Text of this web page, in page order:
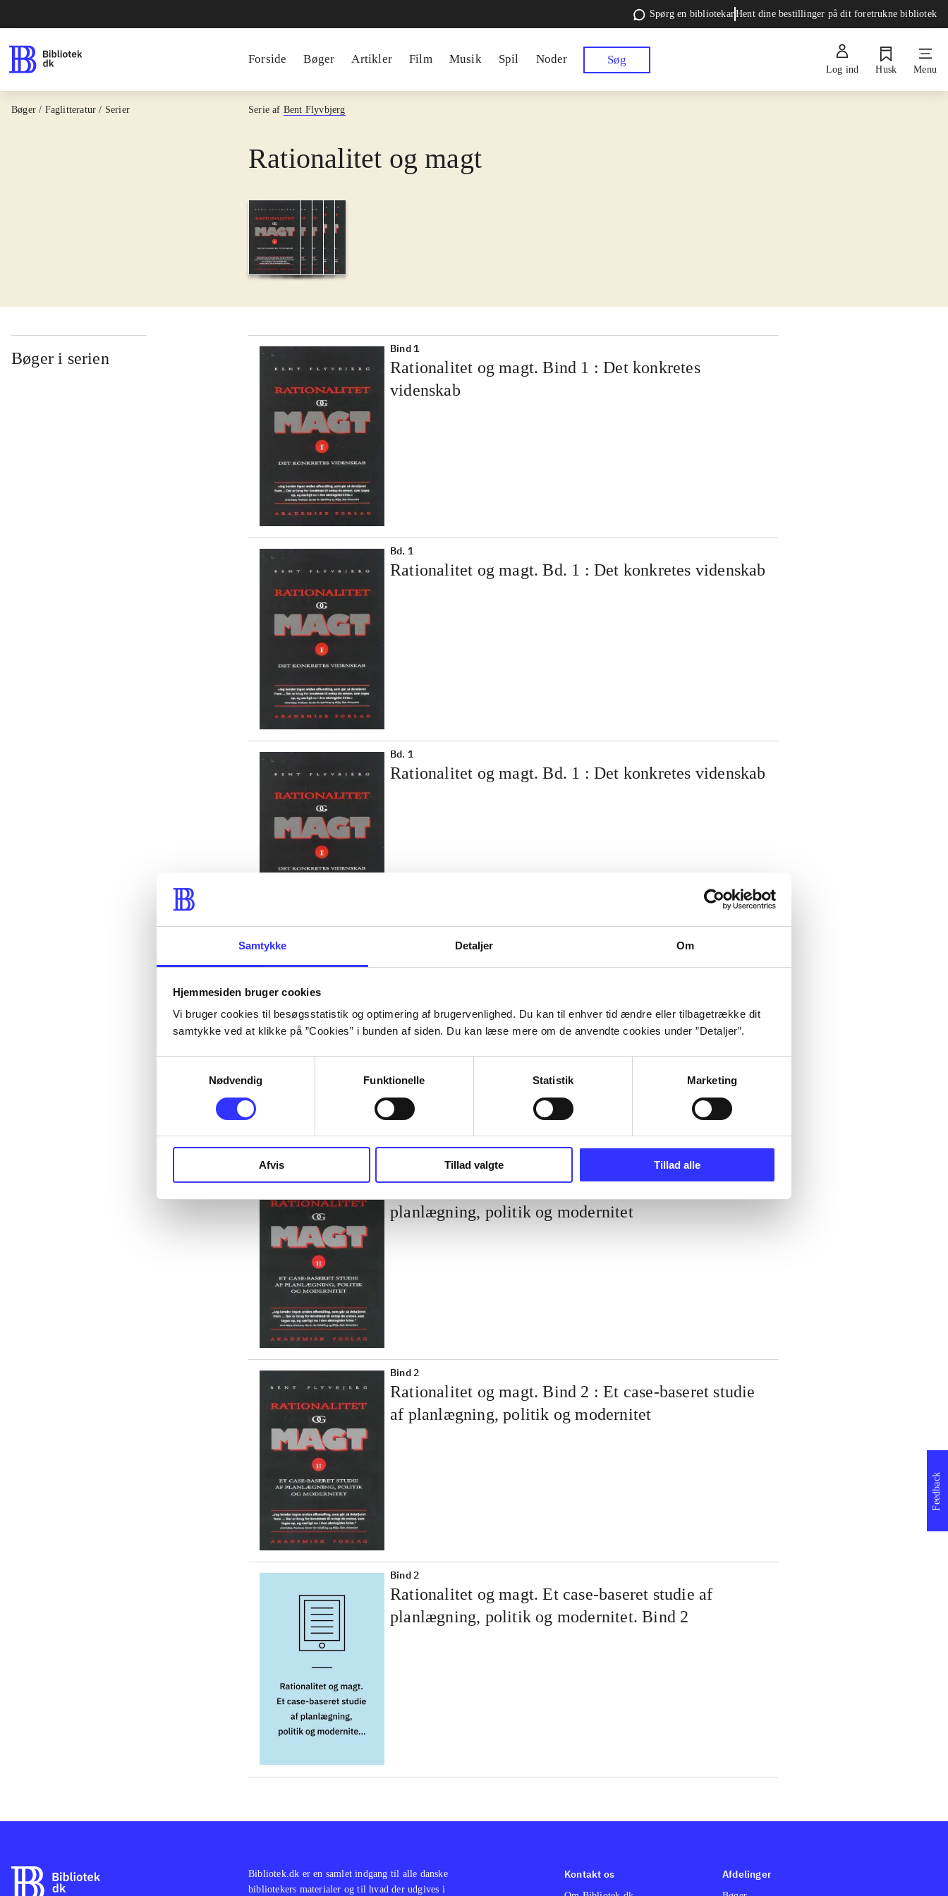
Samtykke Detaljer Om
Hjemmesiden bruger cookies
Vi bruger cookies til besøgsstatistik og optimering af brugervenlighed. Du kan til enhver tid ændre eller tilbagetrække dit
samtykke ved at klikke på ”Cookies” i bunden af siden. Du kan læse mere om de anvendte cookies under ”Detaljer”.
Nødvendig
Funktionelle Statistik Marketing
Afvis Tillad valgte Tillad alle
Spørg en bibliotekarHent dine bestillinger på dit foretrukne bibliotek
Forside Bøger Artikler Film Musik Spil Noder Søg
Log ind Husk Menu
Bøger / Faglitteratur / Serier Serie af Bent Flyvbjerg
Rationalitet og magt
Bøger i serien
Bind 1
Rationalitet og magt. Bind 1 : Det konkretes
videnskab
Bd. 1
Rationalitet og magt. Bd. 1 : Det konkretes videnskab
Bd. 1
Rationalitet og magt. Bd. 1 : Det konkretes videnskab
planlægning, politik og modernitet
Bind 2
Rationalitet og magt. Bind 2 : Et case-baseret studie
af planlægning, politik og modernitet
Bind 2
Rationalitet og magt. Et case-baseret studie af
planlægning, politik og modernitet. Bind 2
Feedback
Bibliotek.dk er en samlet indgang til alle danske
bibliotekers materialer og til hvad der udgives i
Kontakt os Afdelinger